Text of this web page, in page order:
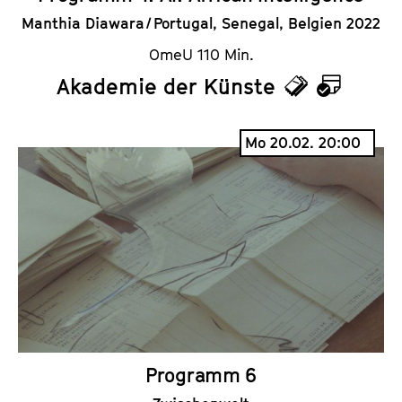
Manthia Diawara / Portugal, Senegal, Belgien 2022
OmeU 110 Min.
Akademie der Künste
T
i
c
k
e
s
K
a
l
e
r
Mo 20.02. 20:00
Programm 6